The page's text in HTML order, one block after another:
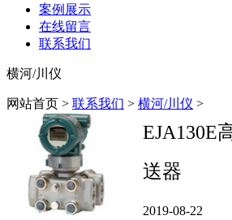
案例展示
在线留言
联系我们
横河/川仪
网站首页 > 联系我们 > 横河/川仪 >
EJA130E
送器
2019-08-22